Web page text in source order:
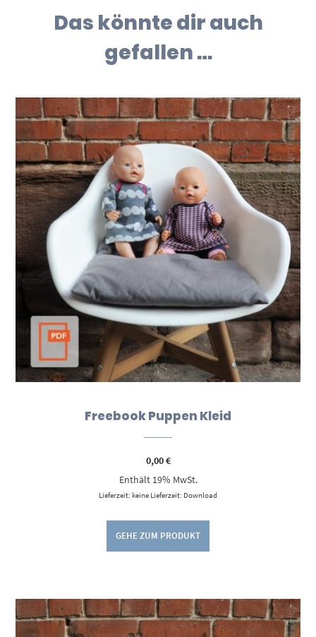
Das könnte dir auch
gefallen …
Freebook Puppen Kleid
0,00€
Enthält 19% MwSt.
Lieferzeit: keine Lieferzeit: Download
GEHE ZUM PRODUKT